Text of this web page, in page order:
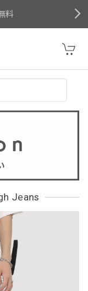
料
Jeans